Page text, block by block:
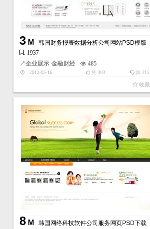
3M
韩国财务报表数据分析公司网站PSD模版
: 1937
↗企业展示 金融财经 485
2012-05-16 踩 215
赞303
收藏
8M
韩国网络科技软件公司服务网页PSD下载